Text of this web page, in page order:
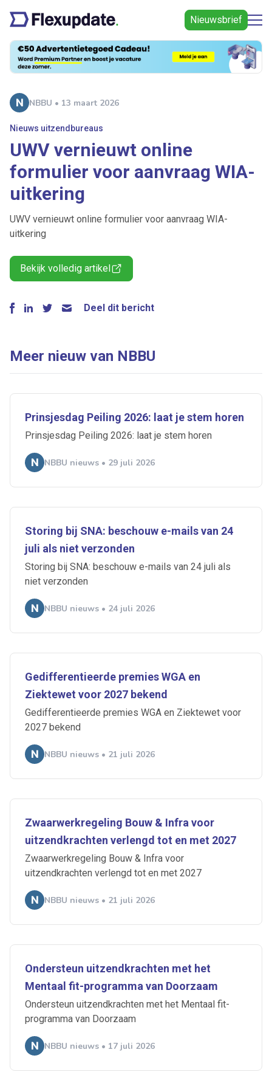
Nieuwsbrief
NBBU • 13 maart 2026
Nieuws uitzendbureaus
UWV vernieuwt online
formulier voor aanvraag WIA-
uitkering
UWV vernieuwt online formulier voor aanvraag WIA-
uitkering
Bekijk volledig artikel
Deel dit bericht
Meer nieuw van NBBU
Prinsjesdag Peiling 2026: laat je stem horen
Prinsjesdag Peiling 2026: laat je stem horen
NBBU nieuws • 29 juli 2026
Storing bij SNA: beschouw e-mails van 24
juli als niet verzonden
Storing bij SNA: beschouw e-mails van 24 juli als
niet verzonden
NBBU nieuws • 24 juli 2026
Gedifferentieerde premies WGA en
Ziektewet voor 2027 bekend
Gedifferentieerde premies WGA en Ziektewet voor
2027 bekend
NBBU nieuws • 21 juli 2026
Zwaarwerkregeling Bouw & Infra voor
uitzendkrachten verlengd tot en met 2027
Zwaarwerkregeling Bouw & Infra voor
uitzendkrachten verlengd tot en met 2027
NBBU nieuws • 21 juli 2026
Ondersteun uitzendkrachten met het
Mentaal fit-programma van Doorzaam
Ondersteun uitzendkrachten met het Mentaal fit-
programma van Doorzaam
NBBU nieuws • 17 juli 2026